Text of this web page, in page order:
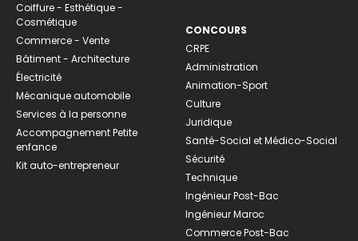
Coiffure - Esthétique -
Cosmétique
Commerce - Vente
Bâtiment - Architecture
Électricité
Mécanique automobile
Services à la personne
Accompagnement Petite
enfance
Kit auto-entrepreneur
CONCOURS
CRPE
Administration
Animation-Sport
Culture
Juridique
Santé-Social et Médico-Social
Sécurité
Technique
Ingénieur Post-Bac
Ingénieur Maroc
Commerce Post-Bac